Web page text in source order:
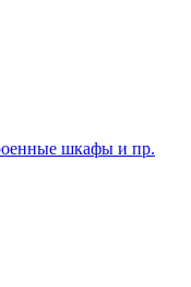
шкафы и пр.